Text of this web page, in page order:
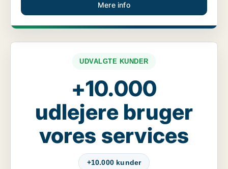
Mere info
UDVALGTE KUNDER
+10.000
udlejere bruger
vores services
+10.000 kunder